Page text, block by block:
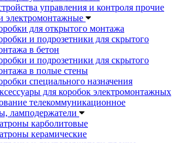
управления и контроля прочие
электромонтажные
для открытого монтажа
и подрозетники для скрытого
в бетон
и подрозетники для скрытого
в полые стены
специального назначения
для коробок электромонтажных
телекоммуникационное
ламподержатели
карболитовые
керамические